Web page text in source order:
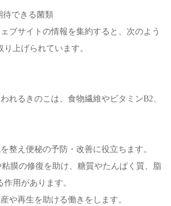
できる菌類
ブサイトの情報を集約すると、次のよう
上げられています。
るきのこは、食物繊維やビタミンB2、
整え便秘の予防・改善に役立ちます。
膜の修復を助け、糖質やたんぱく質、脂
用があります。
や再生を助ける働きをします。